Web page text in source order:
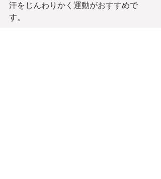
汗をじんわりかく運動がおすすめで
す。